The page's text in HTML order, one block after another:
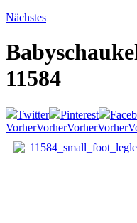
Nächstes
11584
Twitter Pinterest
VorherVorherVorherVorher